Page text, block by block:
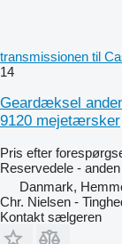
transmissionen til
14
Geardæksel
9120 mejetærsker
Pris efter
Reservedele -
Danmark,
Chr. Nielsen -
Kontakt sælgeren